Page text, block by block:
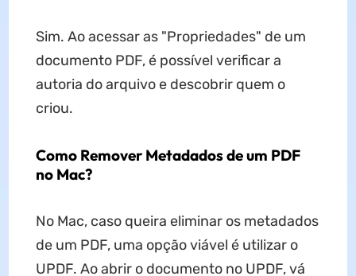
Sim. Ao acessar as "Propriedades" de um
documento PDF, é possível verificar a
autoria do arquivo e descobrir quem o
criou.
Como Remover Metadados de um PDF
no Mac?
No Mac, caso queira eliminar os metadados
de um PDF, uma opção viável é utilizar o
UPDF. Ao abrir o documento no UPDF, vá